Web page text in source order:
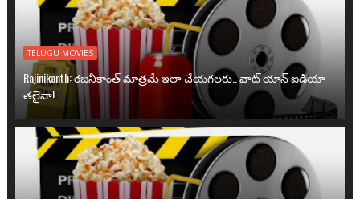
TELUGU MOVIES
Rajinikanth: రజనీకాంత్ మాత్రమే ఇలా చేయగలరు.. వాట్ యాన్ ఐడియా
తలైవా!